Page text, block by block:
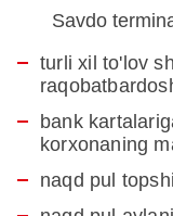
Savdo
turli xil to'lov
bank
korxonaning
naqd pul